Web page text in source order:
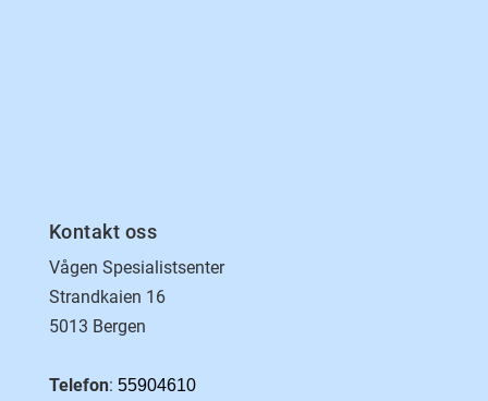
Kontakt oss
Vågen Spesialistsenter
Strandkaien 16
5013 Bergen
Telefon: 55904610